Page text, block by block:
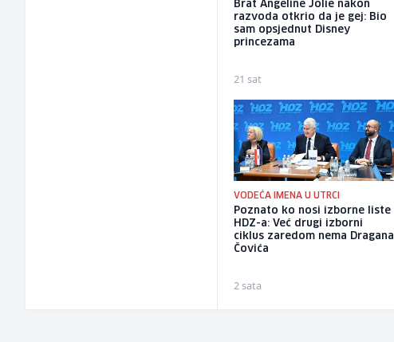
Brat Angeline Jolie nakon
razvoda otkrio da je gej: Bio
sam opsjednut Disney
princezama
21 sat
VODEĆA IMENA U UTRCI
Poznato ko nosi izborne liste
HDZ-a: Već drugi izborni
ciklus zaredom nema Dragana
Čovića
2 sata